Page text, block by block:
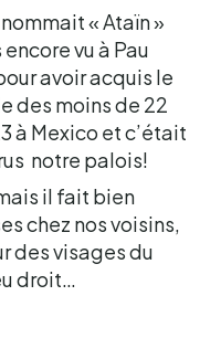
« Ataïn »
vu à Pau
avoir acquis le
des moins de 22
à Mexico et c’était
notre palois!
il fait bien
chez nos voisins,
des visages du
droit…